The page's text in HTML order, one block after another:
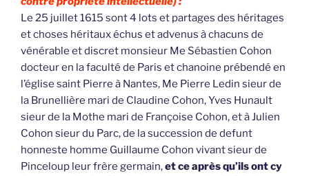
Le 25 juillet 1615 sont 4 lots et partages des héritages
et choses héritaux échus et advenus à chacuns de
vénérable et discret monsieur Me Sébastien Cohon
docteur en la faculté de Paris et chanoine prébendé en
l’église saint Pierre à Nantes, Me Pierre Ledin sieur de
la Brunellière mari de Claudine Cohon, Yves Hunault
sieur de la Mothe mari de Françoise Cohon, et à Julien
Cohon sieur du Parc, de la succession de defunt
honneste homme Guillaume Cohon vivant sieur de
Pinceloup leur frère germain,et ce après qu’ils ont cy